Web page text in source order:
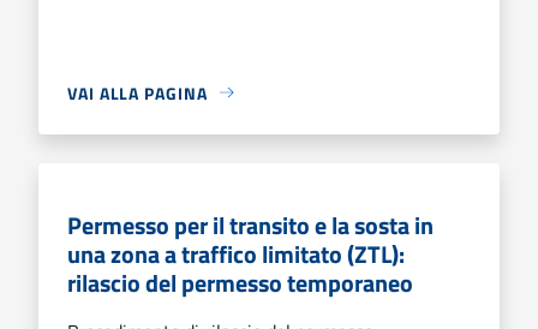
VAI ALLA PAGINA
Permesso per il transito e la sosta in
una zona a traffico limitato (ZTL):
rilascio del permesso temporaneo